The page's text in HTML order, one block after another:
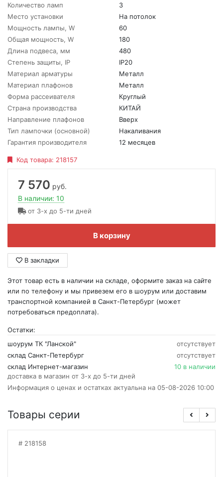
Количество ламп
3
Место установки
На потолок
Мощность лампы, W
60
Общая мощность, W
180
Длина подвеса, мм
480
Степень защиты, IP
IP20
Материал арматуры
Металл
Материал плафонов
Металл
Форма рассеивателя
Круглый
Страна производства
КИТАЙ
Направление плафонов
Вверх
Тип лампочки (основной)
Накаливания
Гарантия производителя
12 месяцев
Код товара: 218157
7 570 руб.
В наличии: 10
от 3-х до 5-ти дней
В корзину
В закладки
Этот товар есть в наличии на складе, оформите заказ на сайте
или по телефону и мы привезем его в шоурум или доставим
транспортной компанией в Санкт-Петербург (может
потребоваться предоплата).
Остатки:
шоурум ТК "Ланской"
отсутствует
склад Санкт-Петербург
отсутствует
склад Интернет-магазин
10 в наличии
доставка в магазин от 3-х до 5-ти дней
Информация о ценах и остатках актуальна на 05-08-2026 10:00
Товары серии
218158